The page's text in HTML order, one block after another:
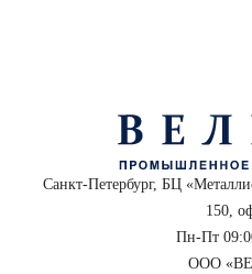
Санкт-Петербург, БЦ
150,
Пн-Пт
ООО